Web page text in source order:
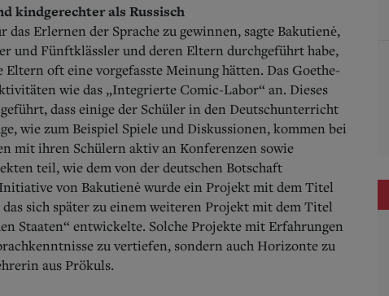
kindgerechter als Russisch
das Erlernen der Sprache zu gewinnen, sagte Bakutienė,
und Fünftklässler und deren Eltern durchgeführt habe,
oft eine vorgefasste Meinung hätten. Das Goethe-
wie das „Integrierte Comic-Labor“ an. Dieses
dass einige der Schüler in den Deutschunterricht
wie zum Beispiel Spiele und Diskussionen, kommen bei
mit ihren Schülern aktiv an Konferenzen sowie
teil, wie dem von der deutschen Botschaft
von Bakutienė wurde ein Projekt mit dem Titel
sich später zu einem weiteren Projekt mit dem Titel
Staaten“ entwickelte. Solche Projekte mit Erfahrungen
zu vertiefen, sondern auch Horizonte zu
aus Prökuls.